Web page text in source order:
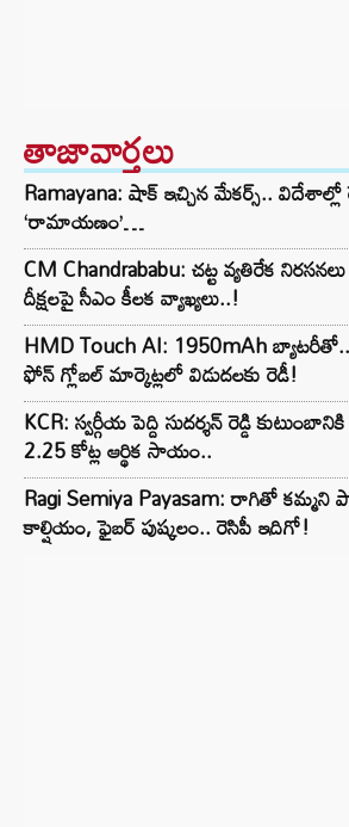
తాజావార్తలు
Ramayana: షాక్ ఇచ్చిన మేకర్స్.. విదేశాల్లో
‘రామాయణం’…
CM Chandrababu: చట్ట వ్యతిరేక
దీక్షలపై సీఎం కీలక వ్యాఖ్యలు..!
HMD Touch AI: 1950mAh
ఫోన్ గ్లోబల్ మార్కెట్లలో విడుదలకు రెడీ!
KCR: స్వర్గీయ పెద్ది సుదర్శన్ రెడ్డి
2.25 కోట్ల ఆర్థిక సాయం..
Ragi Semiya Payasam: రాగితో
కాల్షియం, ఫైబర్ పుష్కలం.. రెసిపీ ఇదిగో!